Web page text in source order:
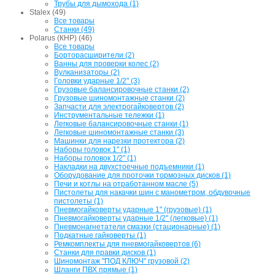
Трубы для дымохода (1)
Stalex (49)
Все товары
Станки (49)
Polarus (КНР) (46)
Все товары
Борторасширители (2)
Ванны для проверки колес (2)
Вулканизаторы (2)
Головки ударные 1/2" (3)
Грузовые балансировочные станки (2)
Грузовые шиномонтажные станки (2)
Запчасти для электрогайковертов (2)
Инструментальные тележки (1)
Легковые балансировочные станки (1)
Легковые шиномонтажные станки (3)
Машинки для нарезки протектора (2)
Наборы головок 1" (1)
Наборы головок 1/2" (1)
Накладки на двухстоечные подъемники (1)
Оборудование для проточки тормозных дисков (1)
Печи и котлы на отработанном масле (5)
Пистолеты для накачки шин с манометром, обдувочные
пистолеты (1)
Пневмогайковерты ударные 1" (грузовые) (1)
Пневмогайковерты ударные 1/2" (легковые) (1)
Пневмонагнетатели смазки (стационарные) (1)
Подкатные гайковерты (1)
Ремкомплекты для пневмогайковертов (6)
Станки для правки дисков (1)
Шиномонтаж "ПОД КЛЮЧ" грузовой (2)
Шланги ПВХ прямые (1)